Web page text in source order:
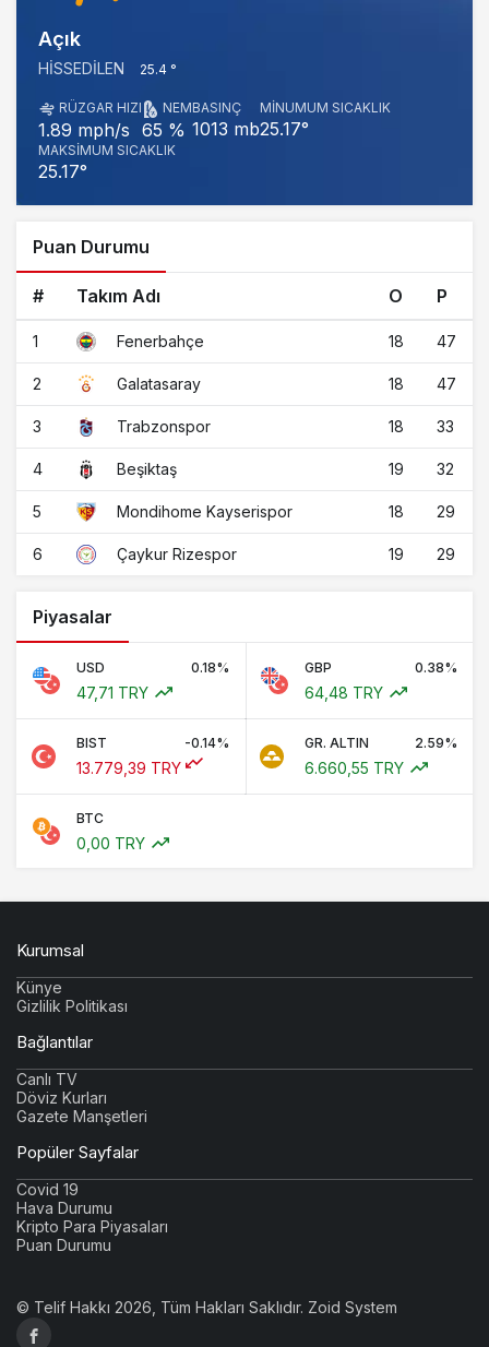
Açık
HISSEDILEN 25.4 °
RÜZGAR HIZI
1.89 mph/s
NEM
65 %
BASINÇ
1013 mb
MINUMUM SICAKLIK
25.17°
MAKSIMUM SICAKLIK
25.17°
Puan Durumu
# Takım Adı O P
1 Fenerbahçe 18 47
2 Galatasaray 18 47
3 Trabzonspor 18 33
4 Beşiktaş 19 32
5 Mondihome Kayserispor 18 29
6 Çaykur Rizespor 19 29
Piyasalar
USD 0.18%
47,71 TRY
GBP 0.38%
64,48 TRY
BIST -0.14%
13.779,39 TRY
GR. ALTIN 2.59%
6.660,55 TRY
BTC
0,00 TRY
Kurumsal
Künye
Gizlilik Politikası
Bağlantılar
Canlı TV
Döviz Kurları
Gazete Manşetleri
Popüler Sayfalar
Covid 19
Hava Durumu
Kripto Para Piyasaları
Puan Durumu
© Telif Hakkı 2026, Tüm Hakları Saklıdır. Zoid System